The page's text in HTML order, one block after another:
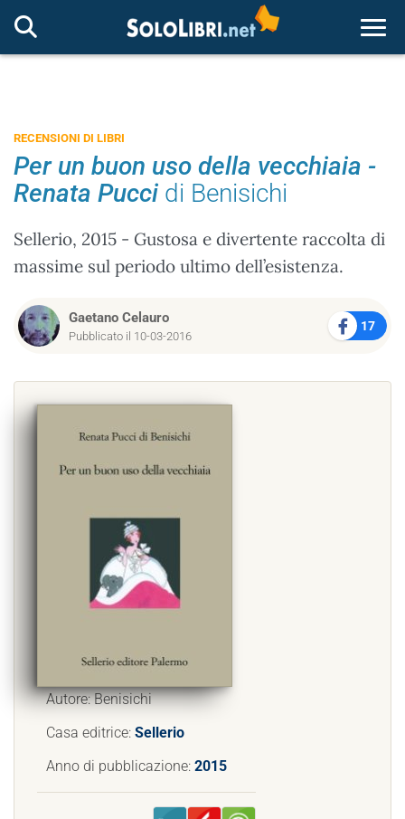
RECENSIONI DI LIBRI
Per un buon uso della vecchiaia -
Renata Pucci di Benisichi
Sellerio, 2015 - Gustosa e divertente raccolta di
massime sul periodo ultimo dell’esistenza.
Gaetano Celauro
Pubblicato il 10-03-2016
17
Autore: Benisichi
Casa editrice: Sellerio
Anno di pubblicazione: 2015